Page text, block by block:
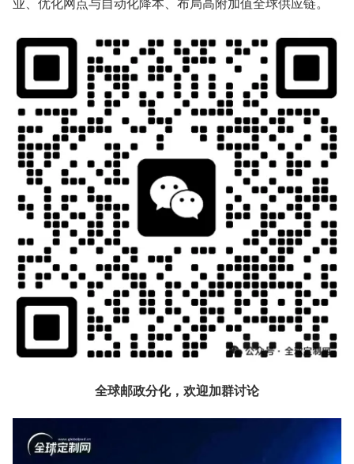
业、优化网点与自动化降本、布局高附加值全球供应链。
全球邮政分化，欢迎加群讨论